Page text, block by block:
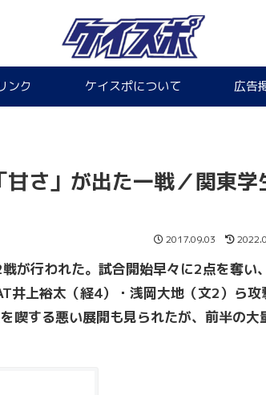
ンク ケイスポについて 広告
甘さ」が出た一戦／関東学
2017.09.03
が行われた。試合開始早々に2点を奪い
井上裕太（経4）・浅岡大地（文2）ら攻
喫する悪い展開も見られたが、前半の大